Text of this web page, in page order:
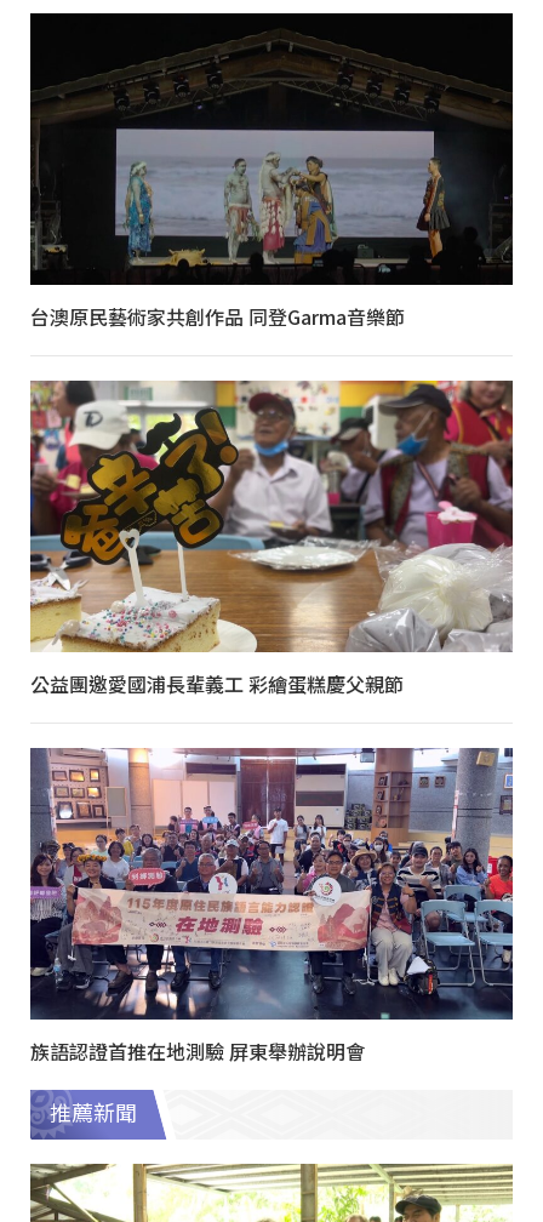
台澳原民藝術家共創作品 同登Garma音樂節
公益團邀愛國浦長輩義工 彩繪蛋糕慶父親節
族語認證首推在地測驗 屏東舉辦說明會
推薦新聞